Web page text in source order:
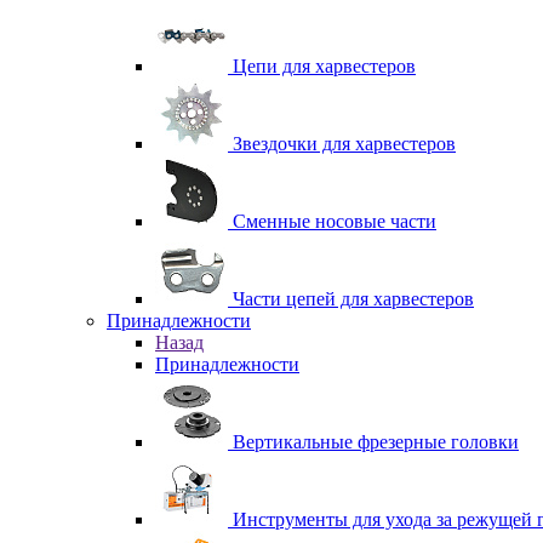
Цепи для харвестеров
Звездочки для харвестеров
Сменные носовые части
Части цепей для харвестеров
Принадлежности
Назад
Принадлежности
Вертикальные фрезерные головки
Инструменты для ухода за режущей